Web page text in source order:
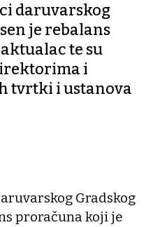
daruvarskog
je rebalans
te su
i
tvrtki i ustanova
Gradskog
proračuna koji je